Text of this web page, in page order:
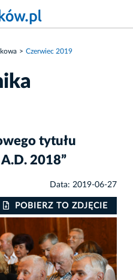
Czerwiec 2019
tytułu
2018”
Data: 2019-06-27
POBIERZ TO ZDJĘCIE